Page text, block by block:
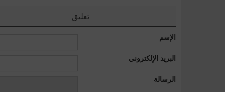
تعليق
الإسم
البريد الإلكتروني
الرسالة